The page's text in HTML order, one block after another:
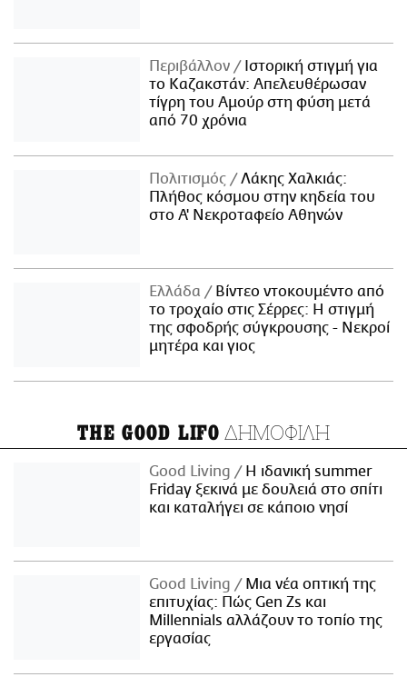
Περιβάλλον
Ιστορική στιγμή για
το Καζακστάν: Απελευθέρωσαν
τίγρη του Αμούρ στη φύση μετά
από 70 χρόνια
Πολιτισμός
Λάκης Χαλκιάς:
Πλήθος κόσμου στην κηδεία του
στο Α' Νεκροταφείο Αθηνών
Ελλάδα
Βίντεο ντοκουμέντο από
το τροχαίο στις Σέρρες: Η στιγμή
της σφοδρής σύγκρουσης - Νεκροί
μητέρα και γιος
THE GOOD LIFO ΔΗΜΟΦΙΛΗ
Good Living
Η ιδανική summer
Friday ξεκινά με δουλειά στο σπίτι
και καταλήγει σε κάποιο νησί
Good Living
Μια νέα οπτική της
επιτυχίας: Πώς Gen Zs και
Millennials αλλάζουν το τοπίο της
εργασίας